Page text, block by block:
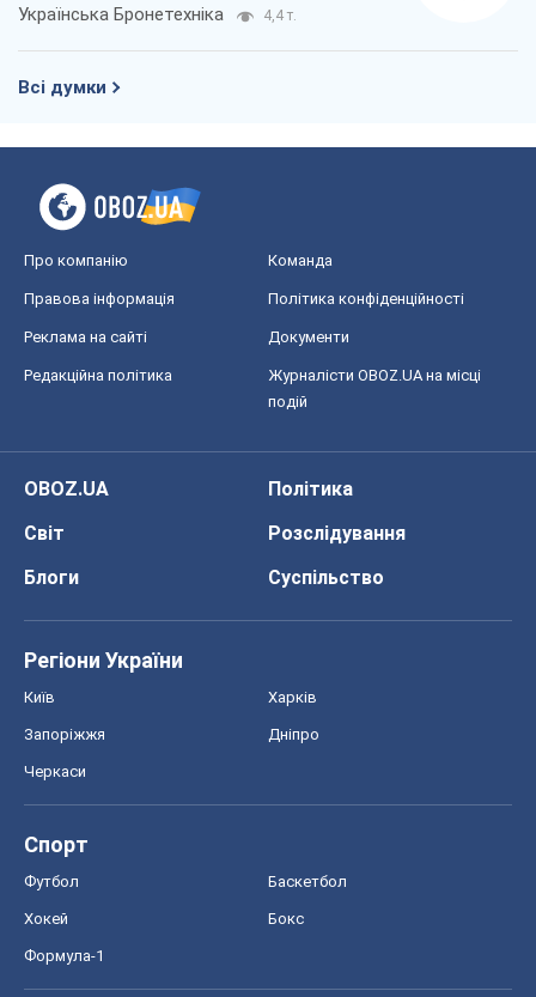
Українська Бронетехніка 4,4 т.
Всі думки
Про компанію Команда
Правова інформація Політика конфіденційності
Реклама на сайті Документи
Редакційна політика
Журналісти OBOZ.UA на місці
подій
OBOZ.UA
Політика
Світ
Розслідування
Блоги
Суспільство
Регіони України
Київ Харків
Запоріжжя Дніпро
Черкаси
Спорт
Футбол Баскетбол
Хокей Бокс
Формула-1